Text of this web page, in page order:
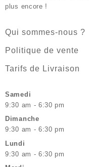
plus encore !
Qui sommes-nous ?
Politique de vente
Tarifs de Livraison
Samedi
9:30 am - 6:30 pm
Dimanche
9:30 am - 6:30 pm
Lundi
9:30 am - 6:30 pm